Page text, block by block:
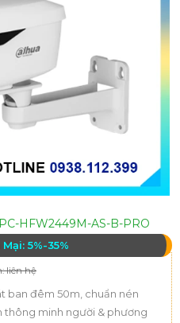
HFW2449M-AS-B-PRO
5%-35%
liên hệ
ban đêm 50m, chuẩn nén
thông minh người & phương